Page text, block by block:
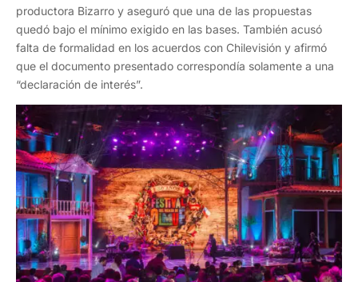
productora Bizarro y aseguró que una de las propuestas
quedó bajo el mínimo exigido en las bases. También acusó
falta de formalidad en los acuerdos con Chilevisión y afirmó
que el documento presentado correspondía solamente a una
“declaración de interés”.